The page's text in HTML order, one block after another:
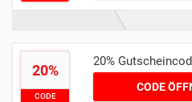
20%
CODE
20%
CODE